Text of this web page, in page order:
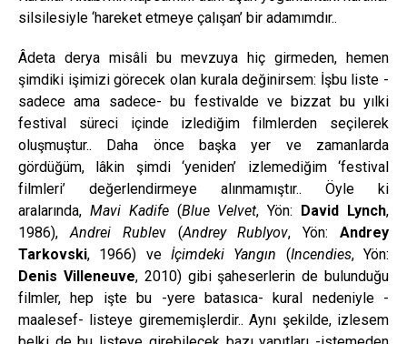
silsilesiyle ‘hareket etmeye çalışan’ bir adamımdır..
Âdeta derya misâli bu mevzuya hiç girmeden, hemen
şimdiki işimizi görecek olan kurala değinirsem: İşbu liste -
sadece ama sadece- bu festivalde ve bizzat bu yılki
festival süreci içinde izlediğim filmlerden seçilerek
oluşmuştur.. Daha önce başka yer ve zamanlarda
gördüğüm, lâkin şimdi ‘yeniden’ izlemediğim ‘festival
filmleri’ değerlendirmeye alınmamıştır.. Öyle ki
aralarında, Mavi Kadife(Blue Velvet, Yön: David Lynch,
1986),Andrei Rublev (Andrey Rublyov, Yön:Andrey
Tarkovski, 1966) ve İçimdeki Yangın (Incendies, Yön:
Denis Villeneuve, 2010) gibi şaheserlerin de bulunduğu
filmler, hep işte bu -yere batasıca- kural nedeniyle -
maalesef- listeye girememişlerdir.. Aynı şekilde, izlesem